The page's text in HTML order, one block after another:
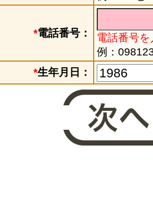
*電話番号：
電話番号
例：
*生年月日：